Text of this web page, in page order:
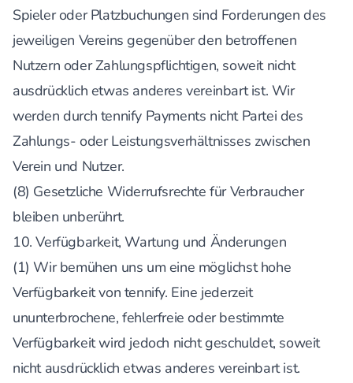
Spieler oder Platzbuchungen sind Forderungen des
jeweiligen Vereins gegenüber den betroffenen
Nutzern oder Zahlungspflichtigen, soweit nicht
ausdrücklich etwas anderes vereinbart ist. Wir
werden durch tennify Payments nicht Partei des
Zahlungs- oder Leistungsverhältnisses zwischen
Verein und Nutzer.
(8) Gesetzliche Widerrufsrechte für Verbraucher
bleiben unberührt.
10. Verfügbarkeit, Wartung und Änderungen
(1) Wir bemühen uns um eine möglichst hohe
Verfügbarkeit von tennify. Eine jederzeit
ununterbrochene, fehlerfreie oder bestimmte
Verfügbarkeit wird jedoch nicht geschuldet, soweit
nicht ausdrücklich etwas anderes vereinbart ist.